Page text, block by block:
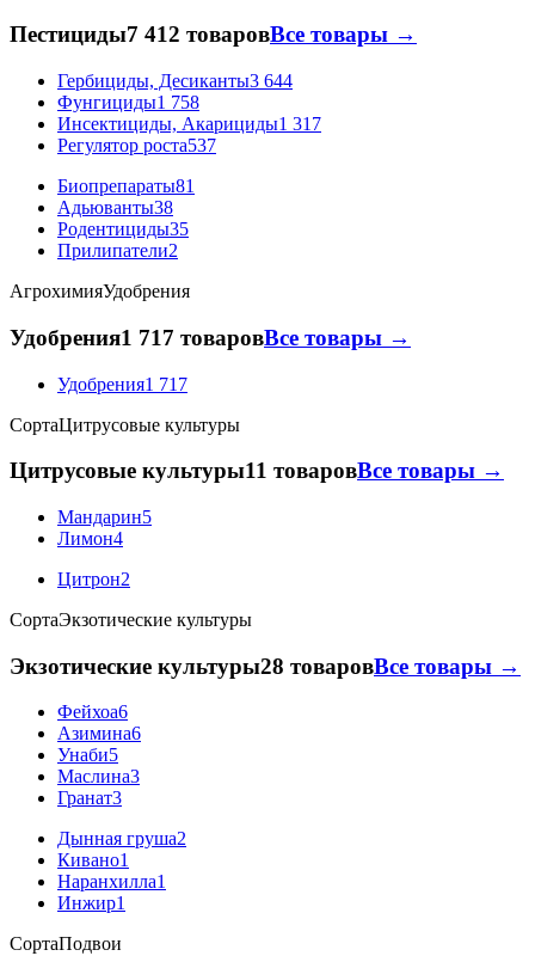
Пестициды7 412 товаровВсе товары →
Гербициды, Десиканты3 644
Фунгициды1 758
Инсектициды, Акарициды1 317
Регулятор роста537
Биопрепараты81
Адьюванты38
Родентициды35
Прилипатели2
АгрохимияУдобрения
Удобрения1 717 товаровВсе товары →
Удобрения1 717
СортаЦитрусовые культуры
Цитрусовые культуры11 товаровВсе товары →
Мандарин5
Лимон4
Цитрон2
СортаЭкзотические культуры
Экзотические культуры28 товаровВсе товары →
Фейхоа6
Азимина6
Унаби5
Маслина3
Гранат3
Дынная груша2
Кивано1
Наранхилла1
Инжир1
СортаПодвои